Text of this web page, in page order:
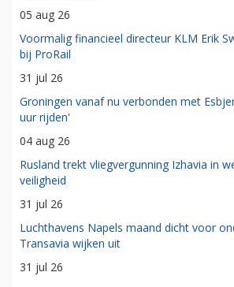
05 aug 26
Voormalig financieel directeur KLM Erik
bij ProRail
31 jul 26
Groningen vanaf nu verbonden met
uur rijden'
04 aug 26
Rusland trekt vliegvergunning Izhavia in
veiligheid
31 jul 26
Luchthavens Napels maand dicht voor
Transavia wijken uit
31 jul 26